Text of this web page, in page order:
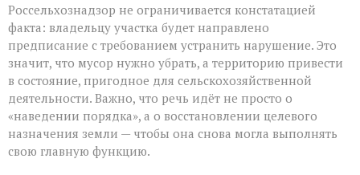
Россельхознадзор не ограничивается констатацией
факта: владельцу участка будет направлено
предписание с требованием устранить нарушение. Это
значит, что мусор нужно убрать, а территорию привести
в состояние, пригодное для сельскохозяйственной
деятельности. Важно, что речь идёт не просто о
«наведении порядка», а о восстановлении целевого
назначения земли — чтобы она снова могла выполнять
свою главную функцию.